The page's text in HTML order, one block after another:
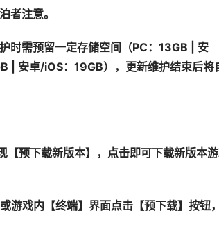
者注意。
时需预留一定存储空间（PC：13GB | 安
| 安卓/iOS：19GB），更新维护结束后将
预下载新版本】，点击即可下载新版本
游戏内【终端】界面点击【预下载】按钮